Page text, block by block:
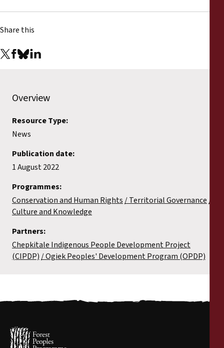
Annual Reports
Share this
Overview
Resource Type:
News
Publication date:
1 August 2022
Programmes:
Conservation and Human Rights
Territorial Governance
Culture and Knowledge
Partners:
Chepkitale Indigenous People Development Project
(CIPDP) Ogiek Peoples' Development Program (OPDP)